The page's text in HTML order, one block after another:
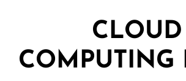
CLOUD
COMPUTING